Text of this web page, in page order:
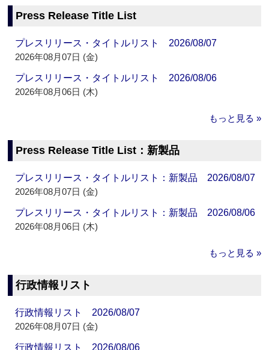
Press Release Title List
プレスリリース・タイトルリスト 2026/08/07
2026年08月07日 (金)
プレスリリース・タイトルリスト 2026/08/06
2026年08月06日 (木)
もっと見る »
Press Release Title List：新製品
プレスリリース・タイトルリスト：新製品 2026/08/07
2026年08月07日 (金)
プレスリリース・タイトルリスト：新製品 2026/08/06
2026年08月06日 (木)
もっと見る »
行政情報リスト
行政情報リスト 2026/08/07
2026年08月07日 (金)
行政情報リスト 2026/08/06